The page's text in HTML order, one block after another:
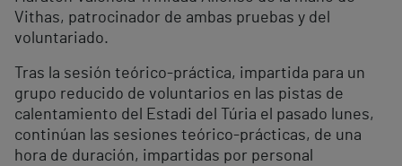
Vithas, patrocinador de ambas pruebas y del
voluntariado.
Tras la sesión teórico-práctica, impartida para un
grupo reducido de voluntarios en las pistas de
calentamiento del Estadi del Túria el pasado lunes,
continúan las sesiones teórico-prácticas, de una
hora de duración, impartidas por personal